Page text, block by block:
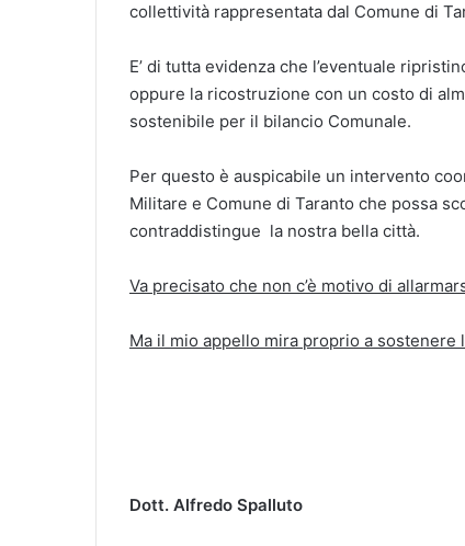
collettività rappresentata dal Comune di
E’ di tutta evidenza che l’eventuale
oppure la ricostruzione con un costo di
sostenibile per il bilancio Comunale.
Per questo è auspicabile un intervento
Militare e Comune di Taranto che possa
contraddistingue la nostra bella città.
Va precisato che non c’è motivo di
Ma il mio appello mira proprio a
Dott. Alfredo Spalluto